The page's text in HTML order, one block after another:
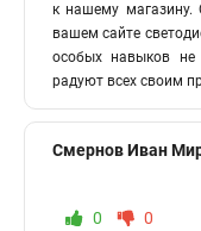
к нашему магазину.
вашем сайте
особых навыков не
радуют всех своим
Смернов Иван
0 0